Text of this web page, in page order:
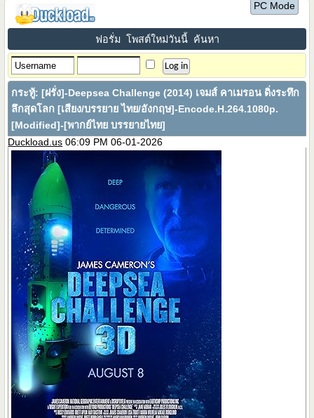
PC Mode
ฟอรั่ม โพสต์ใหม่วันนี้ ค้นหา
กระทู้:[ฝรั่ง]-Deepsea Challenge (2014) เจมส์ คาเมรอน ดิ่งระทึก
ลึกสุดโลก [เสียง/บรรยาย ไทย/อังกฤษ]-Encode.H.264.1080p.
[Modified]-[พากย์ไทย บรรยายไทย]
Duckload.us 06:09 PM 06-01-2026